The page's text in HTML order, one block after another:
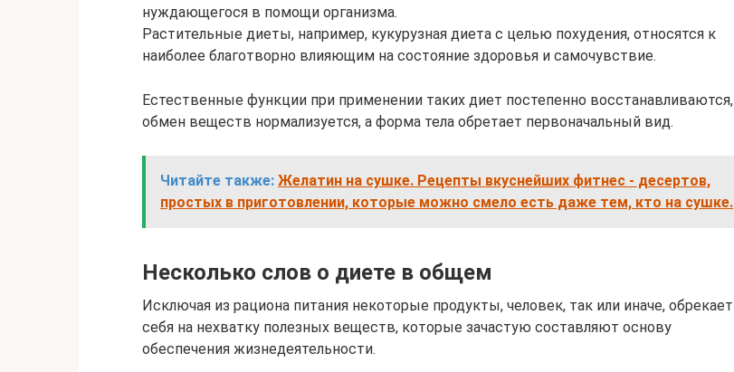
нуждающегося в помощи организма.
Растительные диеты, например, кукурузная диета с целью похудения, относятся к
наиболее благотворно влияющим на состояние здоровья и самочувствие.
Естественные функции при применении таких диет постепенно восстанавливаются,
обмен веществ нормализуется, а форма тела обретает первоначальный вид.
Читайте также: Желатин на сушке. Рецепты вкуснейших фитнес - десертов,
простых в приготовлении, которые можно смело есть даже тем, кто на сушке.
Несколько слов о диете в общем
Исключая из рациона питания некоторые продукты, человек, так или иначе, обрекает
себя на нехватку полезных веществ, которые зачастую составляют основу
обеспечения жизнедеятельности.